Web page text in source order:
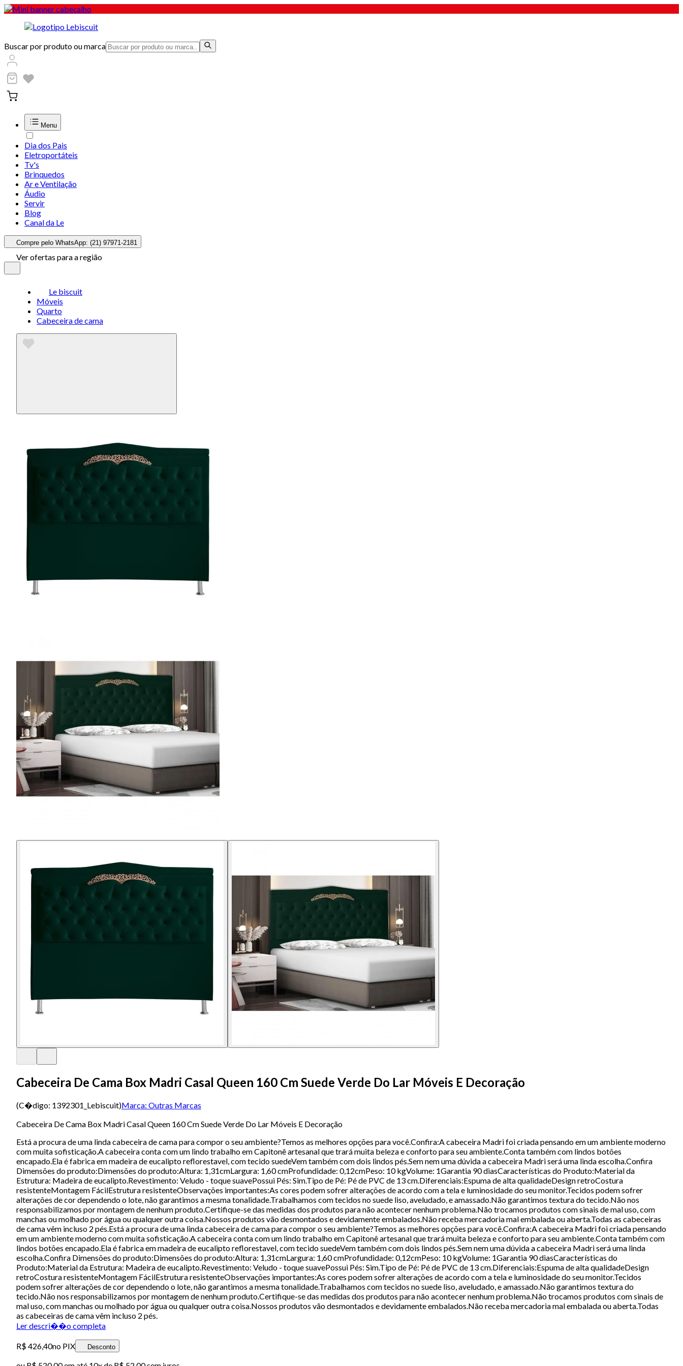
Buscar por produto ou marca
Menu
Dia dos Pais
Eletroportáteis
Tv's
Brinquedos
Ar e Ventilação
Áudio
Servir
Blog
Canal da Le
Compre pelo WhatsApp: (21) 97971-2181
Ver ofertas para a região
Le biscuit
Móveis
Quarto
Cabeceira de cama
Cabeceira De Cama Box Madri Casal Queen 160 Cm Suede Verde Do Lar Móveis E Decoração
(C�digo: 1392301_Lebiscuit)Marca: Outras Marcas
Cabeceira De Cama Box Madri Casal Queen 160 Cm Suede Verde Do Lar Móveis E Decoração
Está a procura de uma linda cabeceira de cama para compor o seu ambiente?Temos as melhores opções para você.Confira:A cabeceira Madri foi criada pensando em um ambiente moderno
com muita sofisticação.A cabeceira conta com um lindo trabalho em Capitonê artesanal que trará muita beleza e conforto para seu ambiente.Conta também com lindos botões
encapado.Ela é fabrica em madeira de eucalipto reflorestavel, com tecido suedeVem também com dois lindos pés.Sem nem uma dúvida a cabeceira Madri será uma linda escolha.Confira
Dimensões do produto:Dimensões do produto:Altura: 1,31cmLargura: 1,60 cmProfundidade: 0,12cmPeso: 10 kgVolume: 1Garantia 90 diasCaracterísticas do Produto:Material da
Estrutura: Madeira de eucalipto.Revestimento: Veludo - toque suavePossui Pés: Sim.Tipo de Pé: Pé de PVC de 13 cm.Diferenciais:Espuma de alta qualidadeDesign retroCostura
resistenteMontagem FácilEstrutura resistenteObservações importantes:As cores podem sofrer alterações de acordo com a tela e luminosidade do seu monitor.Tecidos podem sofrer
alterações de cor dependendo o lote, não garantimos a mesma tonalidade.Trabalhamos com tecidos no suede liso, aveludado, e amassado.Não garantimos textura do tecido.Não nos
responsabilizamos por montagem de nenhum produto.Certifique-se das medidas dos produtos para não acontecer nenhum problema.Não trocamos produtos com sinais de mal uso, com
manchas ou molhado por água ou qualquer outra coisa.Nossos produtos vão desmontados e devidamente embalados.Não receba mercadoria mal embalada ou aberta.Todas as cabeceiras
de cama vêm incluso 2 pés.Está a procura de uma linda cabeceira de cama para compor o seu ambiente?Temos as melhores opções para você.Confira:A cabeceira Madri foi criada pensando
em um ambiente moderno com muita sofisticação.A cabeceira conta com um lindo trabalho em Capitonê artesanal que trará muita beleza e conforto para seu ambiente.Conta também com
lindos botões encapado.Ela é fabrica em madeira de eucalipto reflorestavel, com tecido suedeVem também com dois lindos pés.Sem nem uma dúvida a cabeceira Madri será uma linda
escolha.Confira Dimensões do produto:Dimensões do produto:Altura: 1,31cmLargura: 1,60 cmProfundidade: 0,12cmPeso: 10 kgVolume: 1Garantia 90 diasCaracterísticas do
Produto:Material da Estrutura: Madeira de eucalipto.Revestimento: Veludo - toque suavePossui Pés: Sim.Tipo de Pé: Pé de PVC de 13 cm.Diferenciais:Espuma de alta qualidadeDesign
retroCostura resistenteMontagem FácilEstrutura resistenteObservações importantes:As cores podem sofrer alterações de acordo com a tela e luminosidade do seu monitor.Tecidos
podem sofrer alterações de cor dependendo o lote, não garantimos a mesma tonalidade.Trabalhamos com tecidos no suede liso, aveludado, e amassado.Não garantimos textura do
tecido.Não nos responsabilizamos por montagem de nenhum produto.Certifique-se das medidas dos produtos para não acontecer nenhum problema.Não trocamos produtos com sinais de
mal uso, com manchas ou molhado por água ou qualquer outra coisa.Nossos produtos vão desmontados e devidamente embalados.Não receba mercadoria mal embalada ou aberta.Todas
as cabeceiras de cama vêm incluso 2 pés.
Ler descri��o completa
R$ 426,40no PIX Desconto